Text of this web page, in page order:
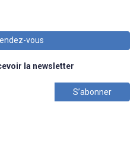
vous
la newsletter